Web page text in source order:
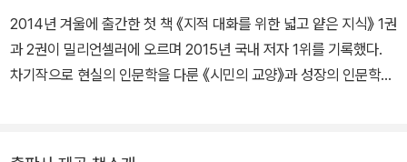
“그리고 사람들을 구경했다. 항구에 정박한 어선을 손질하는 중년의
남성들과 생선을 널어놓고 손님을 부르는 할머니들을 보았다. 울창한
2014년 겨울에 출간한 첫 책 《지적 대화를 위한 넓고 얕은 지식》 1권
과 2권이 밀리언셀러에 오르며 2015년 국내 저자 1위를 기록했다.
차기작으로 현실의 인문학을 다룬 《시민의 교양》과 성장의 인문학을